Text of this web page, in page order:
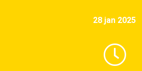
28 jan 2025